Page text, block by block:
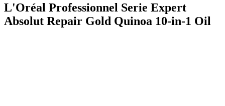
L'Oréal Professionnel Serie Expert
Absolut Repair Gold Quinoa 10-in-1 Oil